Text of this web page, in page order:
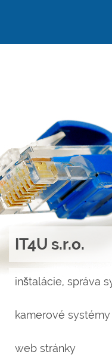
IT4U s.r.o.
inštalácie, správa
kamerové systémy
web stránky